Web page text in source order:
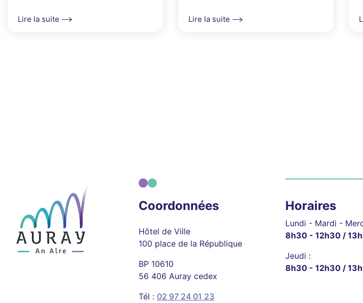
Lire la suite Lire la suite
Coordonnées
Hôtel de Ville
100 place de la République
BP 10610
56 406 Auray cedex
Tél : 02 97 24 01 23
Horaires
Lundi - Mardi -
8h30 - 12h30 /
Jeudi :
8h30 - 12h30 /